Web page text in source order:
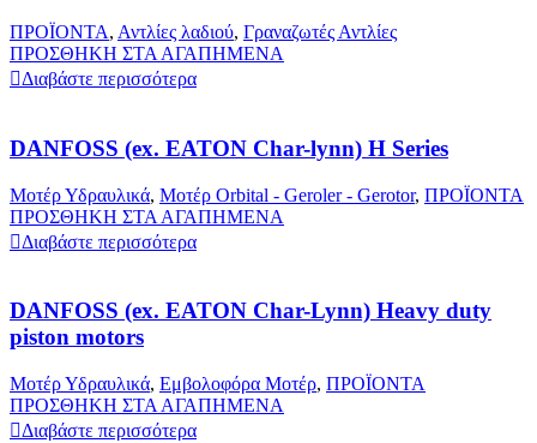
ΠΡΟΪΟΝΤΑ, Αντλίες λαδιού, Γραναζωτές Αντλίες
ΠΡΟΣΘΗΚΗ ΣΤΑ ΑΓΑΠΗΜΕΝΑ
Διαβάστε περισσότερα
DANFOSS (ex. EATON Char-lynn) H Series
Μοτέρ Υδραυλικά, Μοτέρ Orbital - Geroler - Gerotor, ΠΡΟΪΟΝΤΑ
ΠΡΟΣΘΗΚΗ ΣΤΑ ΑΓΑΠΗΜΕΝΑ
Διαβάστε περισσότερα
DANFOSS (ex. EATON Char-Lynn) Heavy duty
piston motors
Μοτέρ Υδραυλικά, Εμβολοφόρα Μοτέρ, ΠΡΟΪΟΝΤΑ
ΠΡΟΣΘΗΚΗ ΣΤΑ ΑΓΑΠΗΜΕΝΑ
Διαβάστε περισσότερα